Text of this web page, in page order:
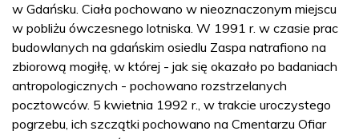
w Gdańsku. Ciała pochowano w nieoznaczonym miejscu
w pobliżu ówczesnego lotniska. W 1991 r. w czasie prac
budowlanych na gdańskim osiedlu Zaspa natrafiono na
zbiorową mogiłę, w której - jak się okazało po badaniach
antropologicznych - pochowano rozstrzelanych
pocztowców. 5 kwietnia 1992 r., w trakcie uroczystego
pogrzebu, ich szczątki pochowano na Cmentarzu Ofiar